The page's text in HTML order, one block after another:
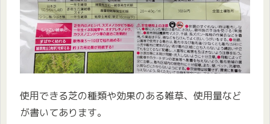
使用できる芝の種類や効果のある雑草、使用量など
が書いてあります。